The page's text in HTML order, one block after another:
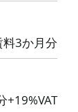
料3か月分
+19%VAT